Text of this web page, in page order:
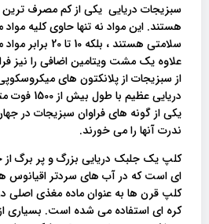
سبزیجات دریایی یکی از کم مصرف
هستند. این مواد نه تنها حاوی کلیه مواد
سلامتی هستند ،
علاوه یک مشت ویتامین اضافی را نیز
از سبزیجات از پلانکتون های
دریایی
یکی از گونه های فراوان سبزیجات در
ندرت آنها را می خورند.
کلپ یک جلبک دریایی بزرگ و پر برگ از
ای است که در آب های سردتر اقیانوس
کلپ قرن ها به عنوان ماده مغذی اصلی
کره ای استفاده می شده است. بسیاری